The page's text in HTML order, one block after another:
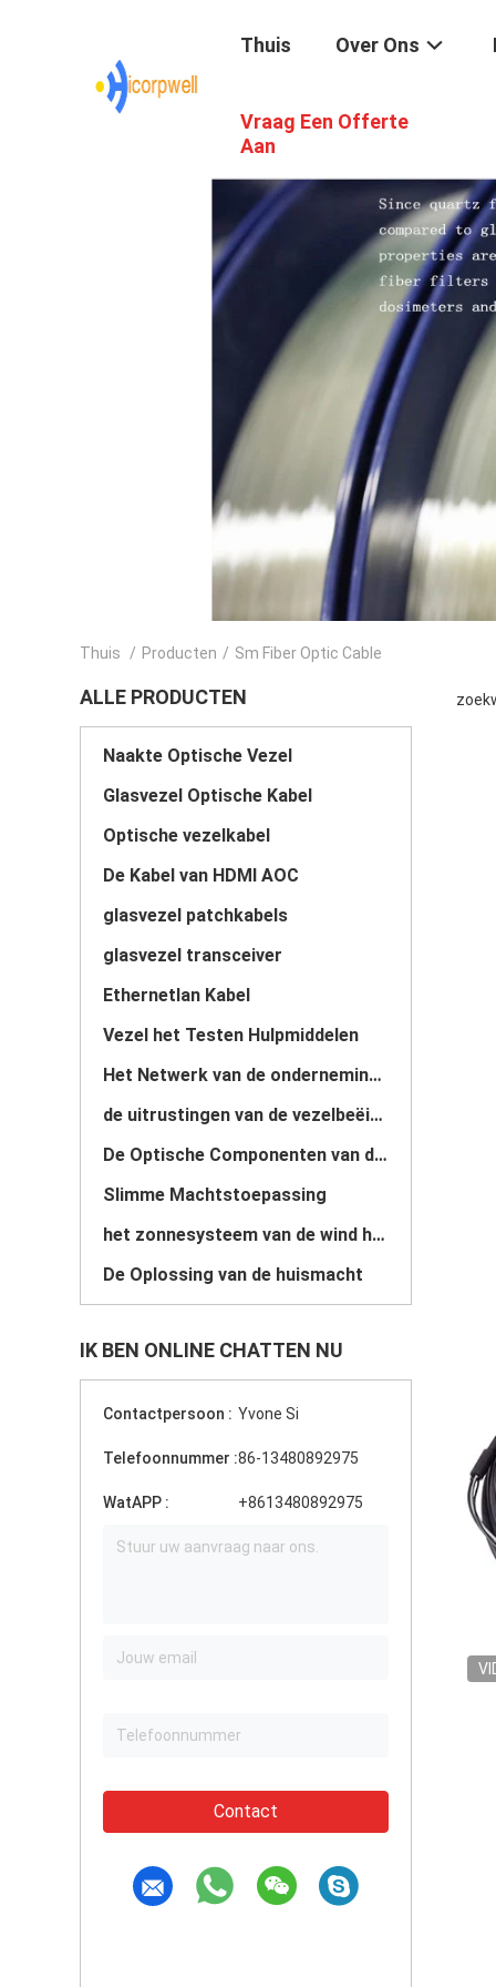
Thuis Over Ons
Vraag Een Offerte
Aan
Thuis / Producten / Sm Fiber Optic Cable
ALLE PRODUCTEN
Naakte Optische Vezel
Glasvezel Optische Kabel
Optische vezelkabel
De Kabel van HDMI AOC
glasvezel patchkabels
glasvezel transceiver
Ethernetlan Kabel
Vezel het Testen Hulpmiddelen
Het Netwerk van de ondernemingsveiligheid
de uitrustingen van de vezelbeëindiging
De Optische Componenten van de vezel
Slimme Machtstoepassing
het zonnesysteem van de wind hybride macht
De Oplossing van de huismacht
IK BEN ONLINE CHATTEN NU
Contactpersoon : Yvone Si
Telefoonnummer :86-13480892975
WatAPP : +8613480892975
Contact